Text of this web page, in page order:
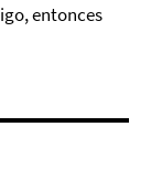
entonces